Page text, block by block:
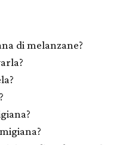
di melanzane?